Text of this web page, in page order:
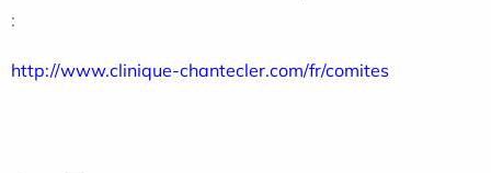
:
http://www.clinique-chantecler.com/fr/comites